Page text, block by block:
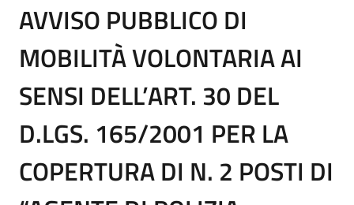
AVVISO PUBBLICO DI
MOBILITÀ VOLONTARIA AI
SENSI DELL’ART. 30 DEL
D.LGS. 165/2001 PER LA
COPERTURA DI N. 2 POSTI DI